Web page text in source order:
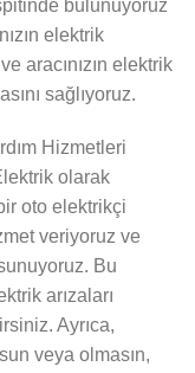
bulunuyoruz
elektrik
aracınızın elektrik
sağlıyoruz.
Hizmetleri
olarak
oto elektrikçi
veriyoruz ve
Bu
arızaları
Ayrıca,
veya olmasın,